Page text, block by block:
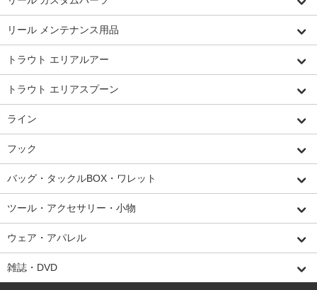
リール メンテナンス用品
トラウト エリアルアー
トラウト エリアスプーン
ライン
フック
バッグ・タックルBOX・ワレット
ツール・アクセサリー・小物
ウェア・アパレル
雑誌・DVD